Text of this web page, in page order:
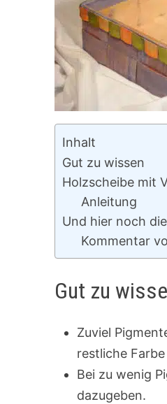
Inhalt
Gut zu wissen
Holzscheibe mit
Anleitung
Und hier noch
Kommentar
Gut zu
Zuviel
restliche
Bei zu wenig
dazugeben.